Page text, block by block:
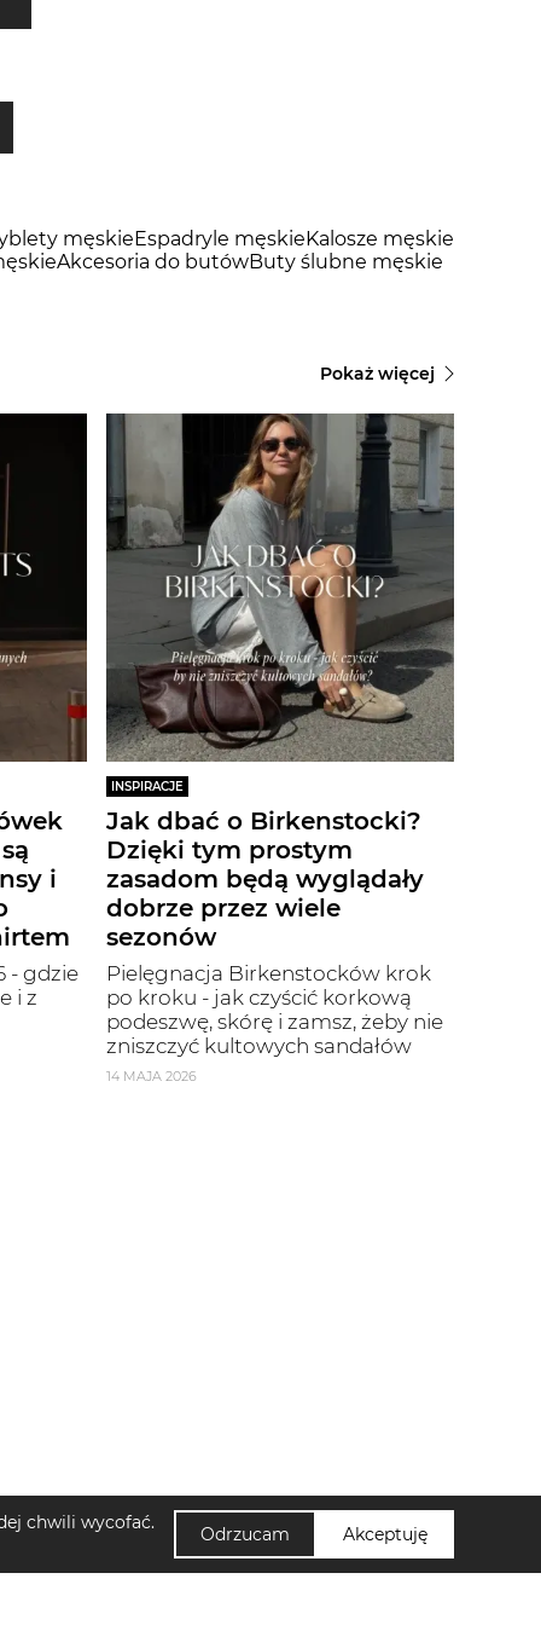
męskieEspadryle męskieKalosze męskie
Akcesoria do butówButy ślubne męskie
Pokaż więcej
i
- gdzie
i z
INSPIRACJE
Jak dbać o Birkenstocki?
Dzięki tym prostym
zasadom będą wyglądały
dobrze przez wiele
sezonów
Pielęgnacja Birkenstocków krok
po kroku - jak czyścić korkową
podeszwę, skórę i zamsz, żeby nie
zniszczyć kultowych sandałów
14 MAJA 2026
chwili wycofać.
Odrzucam Akceptuję